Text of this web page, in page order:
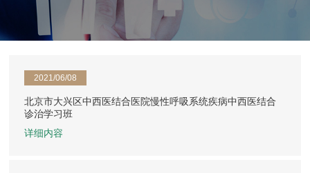
2021/06/08
北京市大兴区中西医结合医院慢性呼吸系统疾病中西医结合
诊治学习班
详细内容